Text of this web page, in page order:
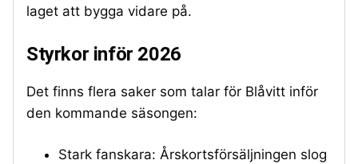
laget att bygga vidare på.
Styrkor inför 2026
Det finns flera saker som talar för Blåvitt inför
den kommande säsongen:
Stark fanskara: Årskortsförsäljningen slog